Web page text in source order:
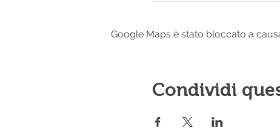
Google Maps è stato bloccato a
Condividi